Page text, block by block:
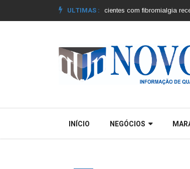
ULTIMAS :
Grupo de pacientes com fibromialgia recebeu
INÍCIO NEGÓCIOS